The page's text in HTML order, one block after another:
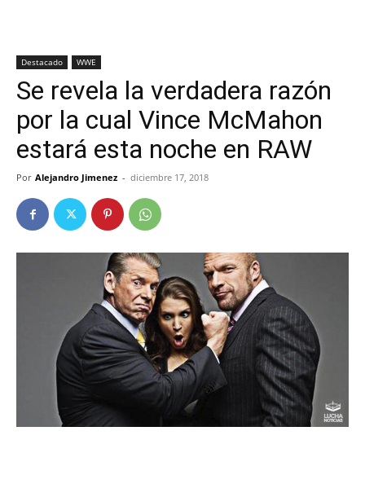
Destacado WWE
Se revela la verdadera razón
por la cual Vince McMahon
estará esta noche en RAW
Por Alejandro Jimenez - diciembre 17, 2018